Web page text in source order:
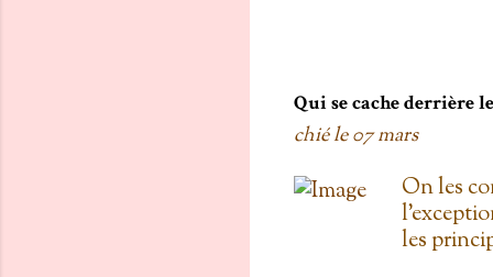
toi, on
pas de
as
qu'au
de
carré! 3.
Qui se cache derrière
chié le07 mars
On les
les